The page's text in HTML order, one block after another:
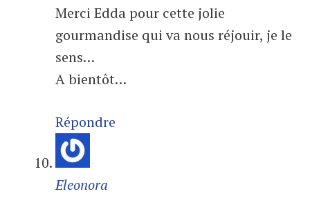
Merci Edda pour cette jolie
gourmandise qui va nous réjouir, je le
sens…
A bientôt…
Répondre
Eleonora